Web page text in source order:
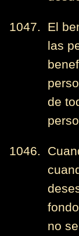
1047. El
las
de
1046.
no